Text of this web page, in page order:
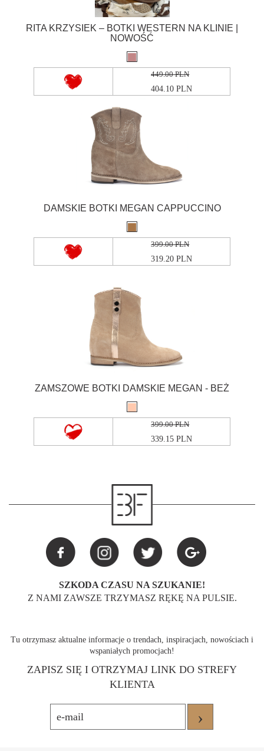
RITA KRZYSIEK – BOTKI WESTERN NA KLINIE |
NOWOŚĆ
449.00 PLN
404.10 PLN
DAMSKIE BOTKI MEGAN CAPPUCCINO
399.00 PLN
319.20 PLN
ZAMSZOWE BOTKI DAMSKIE MEGAN - BEŻ
399.00 PLN
339.15 PLN
SZKODA CZASU NA SZUKANIE!
Z NAMI ZAWSZE TRZYMASZ RĘKĘ NA PULSIE.
Tu otrzymasz aktualne informacje o trendach, inspiracjach, nowościach i
wspaniałych promocjach!
ZAPISZ SIĘ I OTRZYMAJ LINK DO STREFY
KLIENTA
›